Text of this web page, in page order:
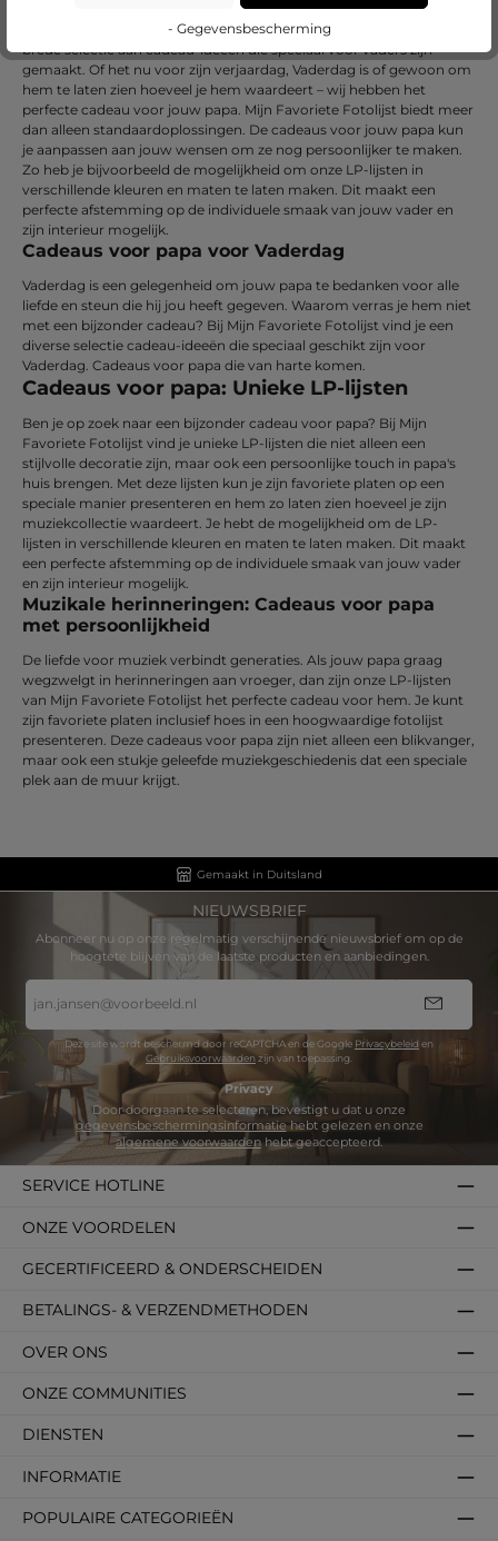
Als je op zoek bent naar unieke cadeaus voor jouw papa, dan ben je
bij Mijn Favoriete Fotolijst aan het juiste adres! Onze shop biedt een
brede selectie aan cadeau-ideeën die speciaal voor vaders zijn
gemaakt. Of het nu voor zijn verjaardag, Vaderdag is of gewoon om
hem te laten zien hoeveel je hem waardeert – wij hebben het
perfecte cadeau voor jouw papa. Mijn Favoriete Fotolijst biedt meer
dan alleen standaardoplossingen. De cadeaus voor jouw papa kun
je aanpassen aan jouw wensen om ze nog persoonlijker te maken.
Zo heb je bijvoorbeeld de mogelijkheid om onze LP-lijsten in
verschillende kleuren en maten te laten maken. Dit maakt een
perfecte afstemming op de individuele smaak van jouw vader en
zijn interieur mogelijk.
Cadeaus voor papa voor Vaderdag
Vaderdag is een gelegenheid om jouw papa te bedanken voor alle
liefde en steun die hij jou heeft gegeven. Waarom verras je hem niet
met een bijzonder cadeau? Bij Mijn Favoriete Fotolijst vind je een
diverse selectie cadeau-ideeën die speciaal geschikt zijn voor
Vaderdag. Cadeaus voor papa die van harte komen.
Cadeaus voor papa: Unieke LP-lijsten
Ben je op zoek naar een bijzonder cadeau voor papa? Bij Mijn
Favoriete Fotolijst vind je unieke LP-lijsten die niet alleen een
stijlvolle decoratie zijn, maar ook een persoonlijke touch in papa's
huis brengen. Met deze lijsten kun je zijn favoriete platen op een
speciale manier presenteren en hem zo laten zien hoeveel je zijn
muziekcollectie waardeert. Je hebt de mogelijkheid om de LP-
lijsten in verschillende kleuren en maten te laten maken. Dit maakt
een perfecte afstemming op de individuele smaak van jouw vader
en zijn interieur mogelijk.
Muzikale herinneringen: Cadeaus voor papa
met persoonlijkheid
De liefde voor muziek verbindt generaties. Als jouw papa graag
wegzwelgt in herinneringen aan vroeger, dan zijn onze LP-lijsten
van Mijn Favoriete Fotolijst het perfecte cadeau voor hem. Je kunt
zijn favoriete platen inclusief hoes in een hoogwaardige fotolijst
presenteren. Deze cadeaus voor papa zijn niet alleen een blikvanger,
maar ook een stukje geleefde muziekgeschiedenis dat een speciale
plek aan de muur krijgt.
Gemaakt in Duitsland
NIEUWSBRIEF
Abonneer nu op onze regelmatig verschijnende nieuwsbrief om op de
hoogtete blijven van de laatste producten en aanbiedingen.
mailadres
*
Deze site wordt beschermd door reCAPTCHA en de Google Privacybeleid en
Gebruiksvoorwaardenzijn van toepassing.
Privacy
gegevensbeschermingsinformatie
algemene voorwaardenhebt geaccepteerd.
SERVICE HOTLINE
DIENSTEN
INFORMATIE
POPULAIRE CATEGORIEËN
BETALINGS- & VERZENDMETHODEN
OVER ONS
GECERTIFICEERD & ONDERSCHEIDEN
ONZE VOORDELEN
ONZE COMMUNITIES
- Gegevensbescherming